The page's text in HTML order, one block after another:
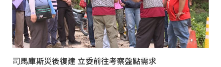
司馬庫斯災後復建 立委前往考察盤點需求